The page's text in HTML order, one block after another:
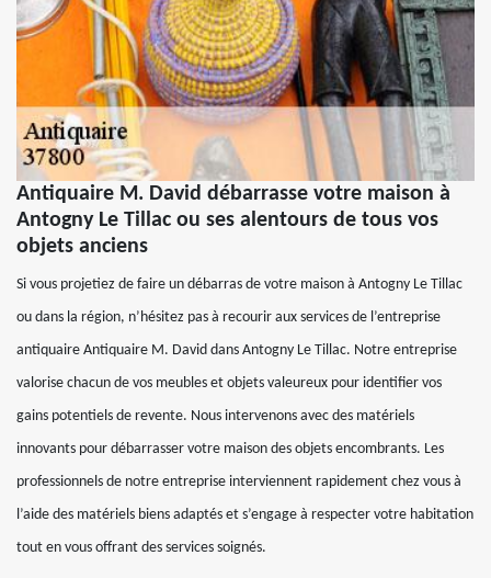
Antiquaire M. David débarrasse votre maison à
Antogny Le Tillac ou ses alentours de tous vos
objets anciens
Si vous projetiez de faire un débarras de votre maison à Antogny Le Tillac
ou dans la région, n’hésitez pas à recourir aux services de l’entreprise
antiquaire Antiquaire M. David dans Antogny Le Tillac. Notre entreprise
valorise chacun de vos meubles et objets valeureux pour identifier vos
gains potentiels de revente. Nous intervenons avec des matériels
innovants pour débarrasser votre maison des objets encombrants. Les
professionnels de notre entreprise interviennent rapidement chez vous à
l’aide des matériels biens adaptés et s’engage à respecter votre habitation
tout en vous offrant des services soignés.